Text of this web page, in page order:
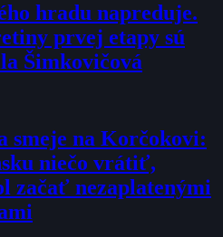
hradu napreduje.
prvej etapy sú
Šimkovičová
smeje na Korčokovi:
niečo vrátiť,
začať nezaplatenými